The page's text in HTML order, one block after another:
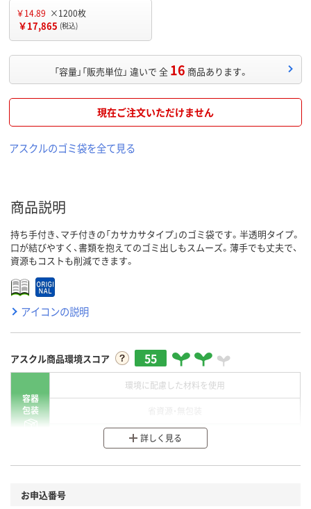
￥14.89 ×1200枚
￥17,865 (税込)
「容量」「販売単位」 違いで 全 16 商品あります。
現在ご注文いただけません
アスクルのゴミ袋を全て見る
商品説明
持ち手付き、マチ付きの「カサカサタイプ」のゴミ袋です。半透明タイプ。
口が結びやすく、書類を抱えてのゴミ出しもスムーズ。薄手でも丈夫で、
資源もコストも削減できます。
アイコンの説明
アスクル商品環境スコア 55
容器
包装
環境に配慮した材料を使用
分別・リサイクルしやすい設計
商品
本体
詳しく見る
お申込番号